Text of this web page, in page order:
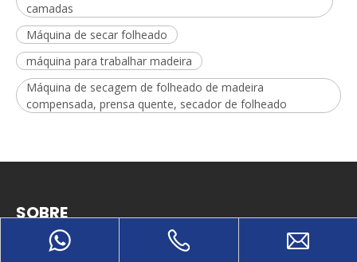
camadas
Máquina de secar folheado
máquina para trabalhar madeira
Máquina de secagem de folheado de madeira
compensada, prensa quente, secador de folheado
SOBRE
Shandong Yuequn Machinery Co.,Ltd. é uma empresa